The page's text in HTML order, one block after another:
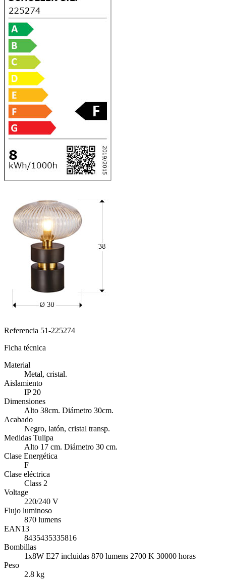
Referencia 51-225274
Ficha técnica
Material
Metal, cristal.
Aislamiento
IP 20
Dimensiones
Alto 38cm. Diámetro 30cm.
Acabado
Negro, latón, cristal transp.
Medidas Tulipa
Alto 17 cm. Diámetro 30 cm.
Clase Energética
F
Clase eléctrica
Class 2
Voltage
220/240 V
Flujo luminoso
870 lumens
EAN13
8435435335816
Bombillas
1x8W E27 incluidas 870 lumens 2700 K 30000 horas
Peso
2.8 kg